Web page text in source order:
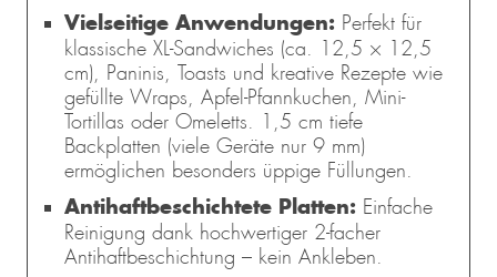
Vielseitige Anwendungen: Perfekt für
klassische XL-Sandwiches (ca. 12,5 × 12,5
cm), Paninis, Toasts und kreative Rezepte wie
gefüllte Wraps, Apfel-Pfannkuchen, Mini-
Tortillas oder Omeletts. 1,5 cm tiefe
Backplatten (viele Geräte nur 9 mm)
ermöglichen besonders üppige Füllungen.
Antihaftbeschichtete Platten: Einfache
Reinigung dank hochwertiger 2-facher
Antihaftbeschichtung – kein Ankleben.